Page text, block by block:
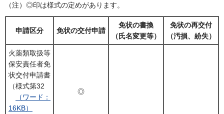
（注）◎印は様式の定めがあります。
申請区分 免状の交付申請
免状の書換
（氏名変更等）
免状の再交付
（汚損、紛失）
火薬類取扱等
保安責任者免
状交付申請書
（様式第32
（ワード：
16KB）
◎